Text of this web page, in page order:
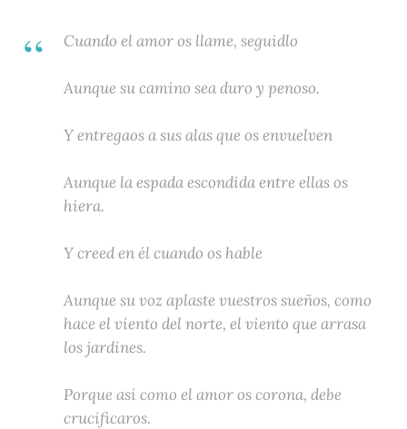
Cuando el amor os llame, seguidlo
Aunque su camino sea duro y penoso.
Y entregaos a sus alas que os envuelven
Aunque la espada escondida entre ellas os
hiera.
Y creed en él cuando os hable
Aunque su voz aplaste vuestros sueños, como
hace el viento del norte, el viento que arrasa
los jardines.
Porque así como el amor os corona, debe
crucificaros.